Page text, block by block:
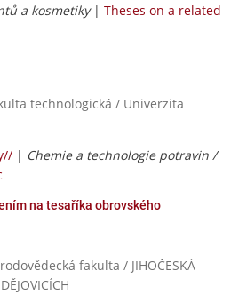
a kosmetiky| Theses on a related
technologická / Univerzita
| Chemie a technologie potravin /
na tesaříka obrovského
fakulta / JIHOČESKÁ